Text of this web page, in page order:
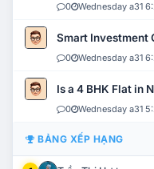
0 Wednesday a31
Smart Investment
0 Wednesday a31
Is a 4 BHK Flat in
0 Wednesday a31
BẢNG XẾP HẠNG